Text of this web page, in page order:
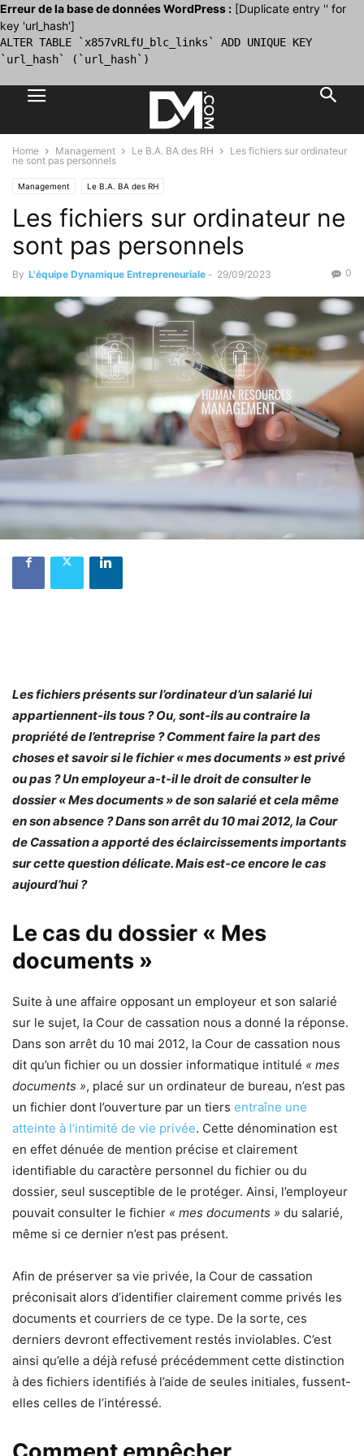
Erreur de la base de données WordPress : [Duplicate entry '' for
key 'url_hash']
ALTER TABLE `x857vRLfU_blc_links` ADD UNIQUE KEY
`url_hash` (`url_hash`)
Home Management Le B.A. BA des RH
Les fichiers sur ordinateur
ne sont pas personnels
Management Le B.A. BA des RH
Les fichiers sur ordinateur ne
sont pas personnels
By L'équipe Dynamique Entrepreneuriale - 29/09/2023 0
Les fichiers présents sur l’ordinateur d’un salarié lui
appartiennent-ils tous ? Ou, sont-ils au contraire la
propriété de l’entreprise ? Comment faire la part des
choses et savoir si le fichier « mes documents » est privé
ou pas ? Un employeur a-t-il le droit de consulter le
dossier « Mes documents » de son salarié et cela même
en son absence ? Dans son arrêt du 10 mai 2012, la Cour
de Cassation a apporté des éclaircissements importants
sur cette question délicate. Mais est-ce encore le cas
aujourd’hui ?
Le cas du dossier « Mes
documents »
Suite à une affaire opposant un employeur et son salarié
sur le sujet, la Cour de cassation nous a donné la réponse.
Dans son arrêt du 10 mai 2012, la Cour de cassation nous
dit qu’un fichier ou un dossier informatique intitulé « mes
documents », placé sur un ordinateur de bureau, n’est pas
un fichier dont l’ouverture par un tiers entraîne une
atteinte à l’intimité de vie privée. Cette dénomination est
en effet dénuée de mention précise et clairement
identifiable du caractère personnel du fichier ou du
dossier, seul susceptible de le protéger. Ainsi, l’employeur
pouvait consulter le fichier « mes documents » du salarié,
même si ce dernier n’est pas présent.
Afin de préserver sa vie privée, la Cour de cassation
préconisait alors d’identifier clairement comme privés les
documents et courriers de ce type. De la sorte, ces
derniers devront effectivement restés inviolables. C’est
ainsi qu’elle a déjà refusé précédemment cette distinction
à des fichiers identifiés à l’aide de seules initiales, fussent-
elles celles de l’intéressé.